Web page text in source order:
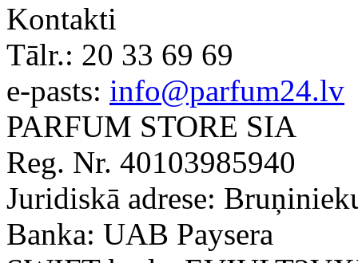
Kontakti
Tālr.: 20 33 69 69
e-pasts: info@parfum24.lv
PARFUM STORE SIA
Reg. Nr. 40103985940
Juridiskā adrese:
Banka: UAB Paysera